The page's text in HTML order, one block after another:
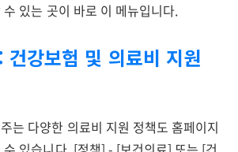
있는 곳이 바로 이 메뉴입니다.
강보험 및 의료비 지원
는 다양한 의료비 지원 정책도 홈페이지